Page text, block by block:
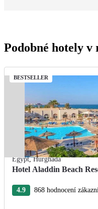
Podobné hotely v
BESTSELLER
Egypt,Hurghada
Hotel Aladdin Beach
4.9 868 hodnocení